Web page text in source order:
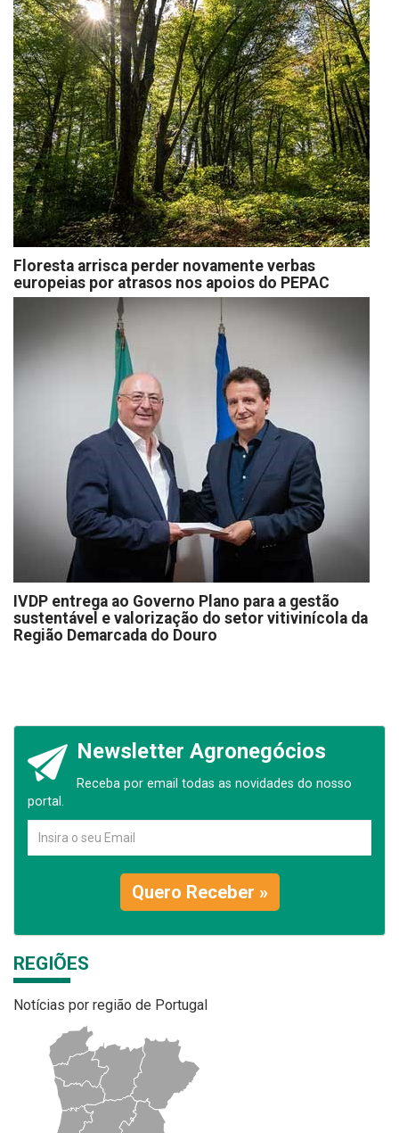
Floresta arrisca perder novamente verbas
europeias por atrasos nos apoios do PEPAC
IVDP entrega ao Governo Plano para a gestão
sustentável e valorização do setor vitivinícola da
Região Demarcada do Douro
Newsletter Agronegócios
Receba por email todas as novidades do nosso
portal.
Quero Receber »
REGIÕES
Notícias por região de Portugal